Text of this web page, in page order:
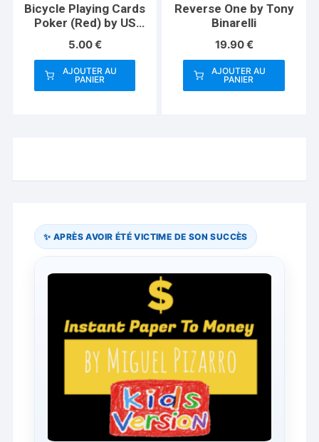
Bicycle Playing Cards
Poker (Red) by US
Playing Card Co
5.00€
AJOUTER AU
PANIER
Reverse One by Tony
Binarelli
19.90€
AJOUTER AU
PANIER
✨ APRÈS AVOIR ÉTÉ VICTIME DE SON SUCCÈS